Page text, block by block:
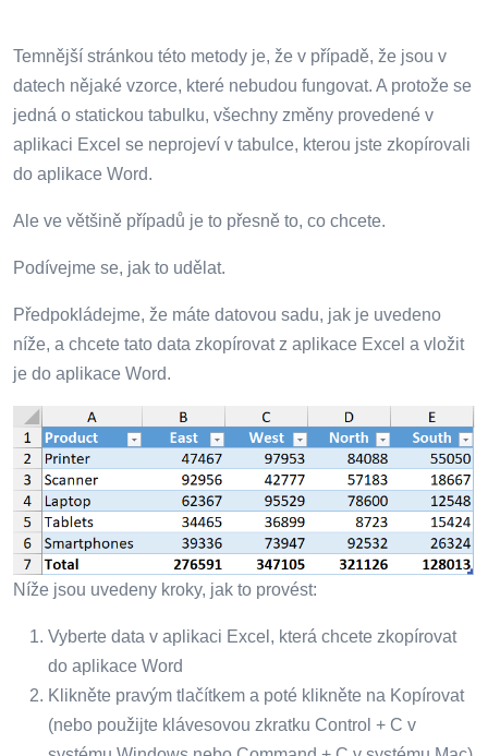
Temnější stránkou této metody je, že v případě, že jsou v
datech nějaké vzorce, které nebudou fungovat. A protože se
jedná o statickou tabulku, všechny změny provedené v
aplikaci Excel se neprojeví v tabulce, kterou jste zkopírovali
do aplikace Word.
Ale ve většině případů je to přesně to, co chcete.
Podívejme se, jak to udělat.
Předpokládejme, že máte datovou sadu, jak je uvedeno
níže, a chcete tato data zkopírovat z aplikace Excel a vložit
je do aplikace Word.
Níže jsou uvedeny kroky, jak to provést:
Vyberte data v aplikaci Excel, která chcete zkopírovat
do aplikace Word
Klikněte pravým tlačítkem a poté klikněte na Kopírovat
(nebo použijte klávesovou zkratku Control + C v